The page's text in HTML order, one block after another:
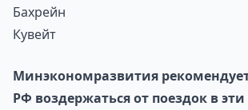
Бахрейн
Кувейт
Минэкономразвития
РФ воздержаться от поездок в эти